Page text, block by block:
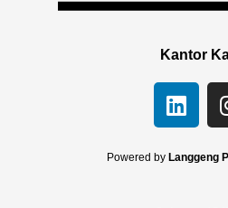
Kantor
L
i
n
k
Powered by Langgeng